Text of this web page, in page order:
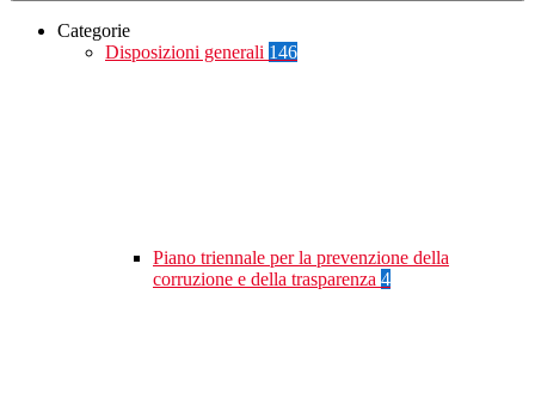
Categorie
Disposizioni generali 146
Piano triennale per la prevenzione della
corruzione e della trasparenza 4